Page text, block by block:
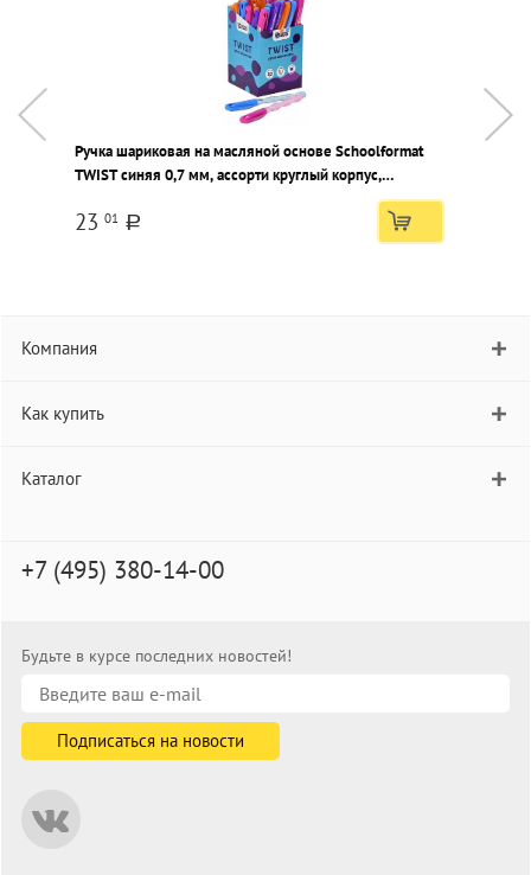
Ручка шариковая на масляной основе Schoolformat
TWIST синяя 0,7 мм, ассорти круглый корпус,
23 01 a
Компания
Как купить
Каталог
+7 (495) 380-14-00
Будьте в курсе последних новостей!